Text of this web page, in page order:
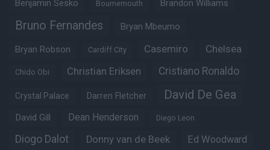
Benjamin Sesko Bournemouth Brandon Williams
Bruno Fernandes Bryan Mbeumo
Bryan Robson Cardiff City Casemiro Chelsea
Chido Obi Christian Eriksen Cristiano Ronaldo
Crystal Palace Darren Fletcher David De Gea
David Gill Dean Henderson Diego Leon
Diogo Dalot Donny van de Beek Ed Woodward